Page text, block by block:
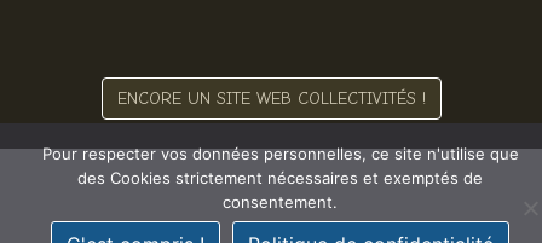
ENCORE UN SITE WEB COLLECTIVITÉS !
Pour respecter vos données personnelles, ce site n'utilise que
des Cookies strictement nécessaires et exemptés de
consentement.